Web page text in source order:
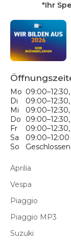
"Ihr
Mo
Di
Mi
Do
Fr
Sa
09:00–12:00
So
Geschlossen
Aprilia
Vespa
Piaggio
Piaggio MP3
Suzuki